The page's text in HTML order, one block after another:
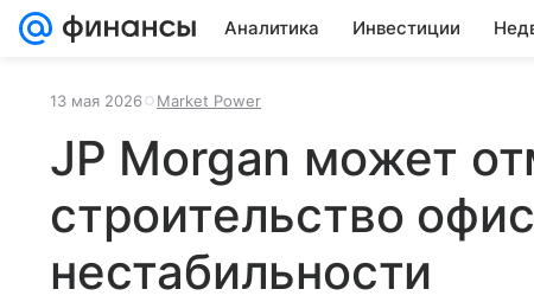
Аналитика Инвестиции
13 мая 2026 Market Power
JP Morgan может
строительство
нестабильности